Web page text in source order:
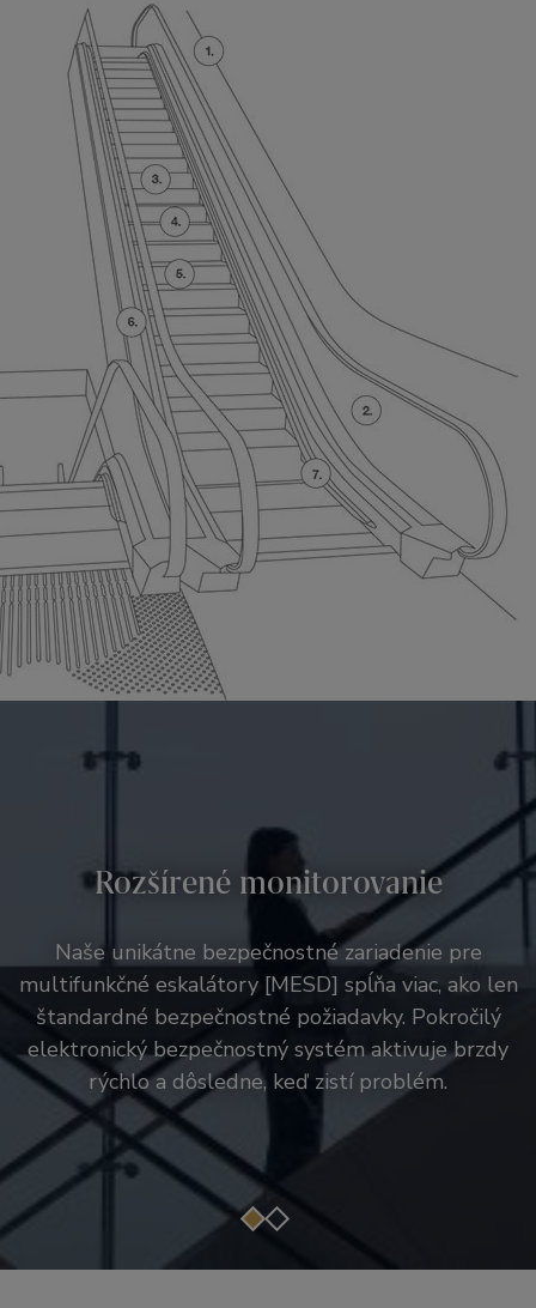
Rozšírené monitorovanie
Naše unikátne bezpečnostné zariadenie pre
multifunkčné eskalátory [MESD] spĺňa viac, ako len
štandardné bezpečnostné požiadavky. Pokročilý
elektronický bezpečnostný systém aktivuje brzdy
rýchlo a dôsledne, keď zistí problém.
Inteligentnejší dizajn
Miesto, kde sa pohyblivé madlo eskalátora otáča,
poskytuje výnimočnú úroveň bezpečnosti a sily.
Zužujúci sa dizajn minimalizuje riziko, že sa
cestujúci dotknú deflektorov, zatiaľ čo
bezpečnostné kefy jemne odvádzajú cestujúcich od
bočných panelov. Samotné bočné panely znižujú
trenie, aby zabránili zachyteniu predmetov.